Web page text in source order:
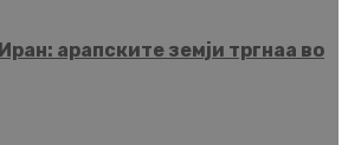
арапските земји тргнаа во